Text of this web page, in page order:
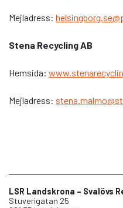
Mejladress:
Stena Recycling AB
Hemsida:
Mejladress:
LSR Landskrona – Svalövs
Stuverigatan 25